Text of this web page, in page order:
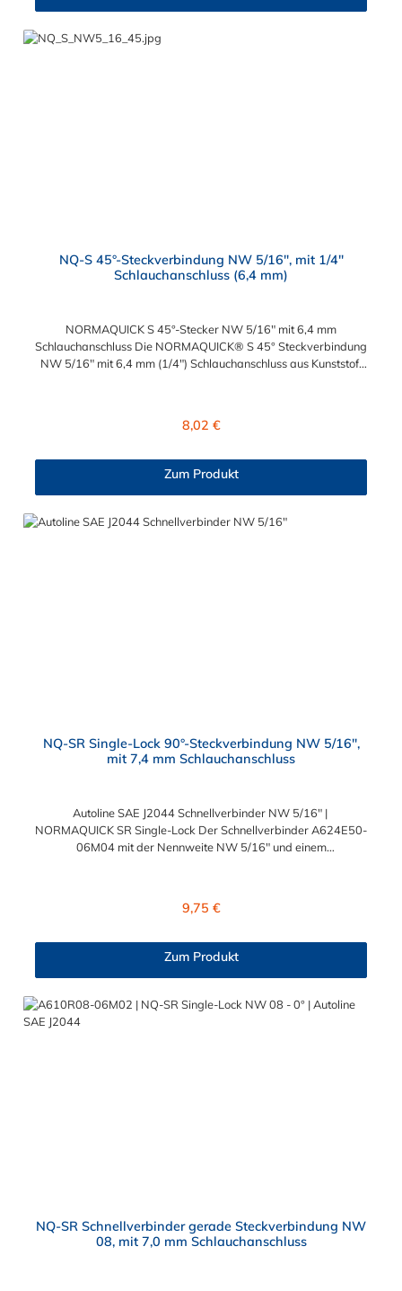
Steckverbindung hat einen Winkel von 90°.
NQ-S 45°-Steckverbindung NW 5/16", mit 1/4"
Schlauchanschluss (6,4 mm)
NORMAQUICK S 45°-Stecker NW 5/16" mit 6,4 mm
Schlauchanschluss Die NORMAQUICK® S 45° Steckverbindung
NW 5/16" mit 6,4 mm (1/4") Schlauchanschluss aus Kunststoff
Steckverbindung hat eine große Beständigkeit gegen
S 45° Steckverbindung NW 5/16" mit 6,4 mm (1/4")
Schlauchanschluss eignen sich ideal zum Anschluss von
medienführenden Leitungen und lassen sich ohne Werkzeug
schnell montieren.
Regulärer Preis:
8,02 €
Zum Produkt
NQ-SR Single-Lock 90°-Steckverbindung NW 5/16",
mit 7,4 mm Schlauchanschluss
Autoline SAE J2044 Schnellverbinder NW 5/16" |
NORMAQUICK SR Single-Lock Der Schnellverbinder A624E50-
06M04 mit der Nennweite NW 5/16" und einem
Inneren des Autoline SAE J2044 Schnellverbinder NW 5/16"
Die Serie NORMAQUICK SR Single-Lock entspricht der
ehemaligen Produktreihe Parker Autoline.
Regulärer Preis:
9,75 €
Zum Produkt
NQ-SR Schnellverbinder gerade Steckverbindung NW
08, mit 7,0 mm Schlauchanschluss